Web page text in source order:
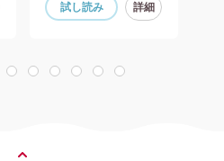
試し読み 詳細
5 6 7 8 9 10